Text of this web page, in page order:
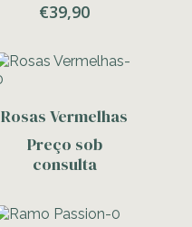
€39,90
Rosas Vermelhas
Preço sob
consulta